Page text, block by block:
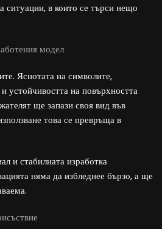
ситуации, в които се търси нещо
модел
Яснотата на символите,
устойчивостта на повърхността
ще запази своя вид във
това се превръща в
и стабилната изработка
няма да избледнее бързо, а ще